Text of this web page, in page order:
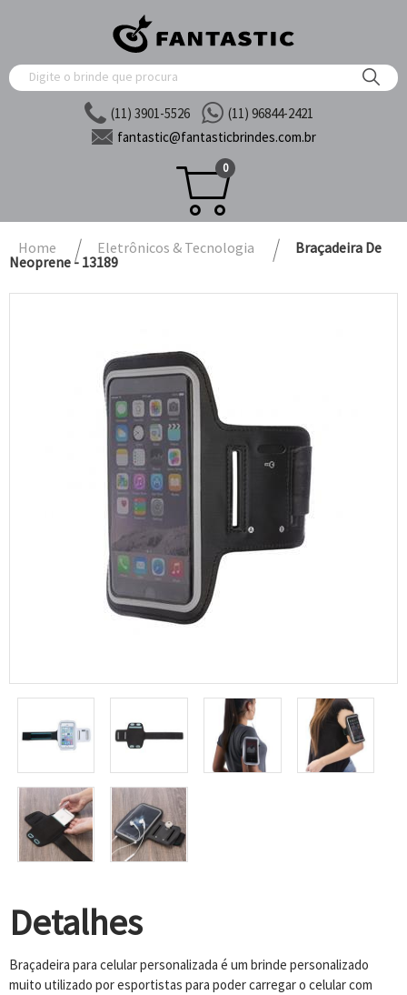
(11) 3901-5526
(11) 96844-2421
fantastic@fantasticbrindes.com.br
0
Home Eletrônicos & Tecnologia
Braçadeira De
Neoprene - 13189
Detalhes
Braçadeira para celular personalizada é um brinde personalizado
muito utilizado por esportistas para poder carregar o celular com